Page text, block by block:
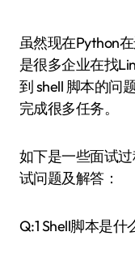
虽然现在Python在运维工作中已经使用很普遍，但
是很多企业在找
到 shell 脚本的问
完成很多任务。
如下是一些面试
试问题及解答：
Q:1 Shell脚本是